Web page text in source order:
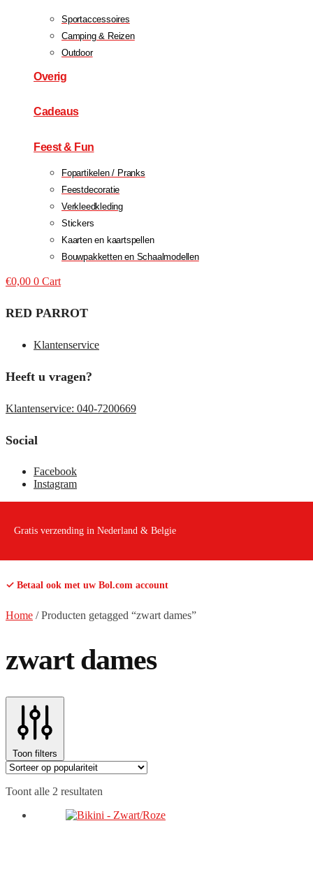
Sportaccessoires
Camping & Reizen
Outdoor
Overig
Cadeaus
Feest & Fun
Fopartikelen / Pranks
Feestdecoratie
Verkleedkleding
Stickers
Kaarten en kaartspellen
Bouwpakketten en Schaalmodellen
€0,00 0 Cart
RED PARROT
Klantenservice
Heeft u vragen?
Klantenservice: 040-7200669
Social
Facebook
Instagram
Gratis verzending in Nederland & Belgie
✓ Betaal ook met uw Bol.com account
Home /Producten getagged “zwart dames”
zwart dames
Toon filters
Toont alle 2 resultaten
populariteit